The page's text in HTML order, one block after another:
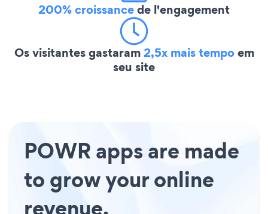
200% croissancede l'engagement
Os visitantes gastaram2,5x mais tempoem
seu site
POWR apps are made
to grow your online